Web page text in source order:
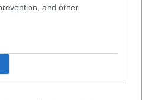
and other
di un lungo dolore: storia e
di Berchidda, rischio per